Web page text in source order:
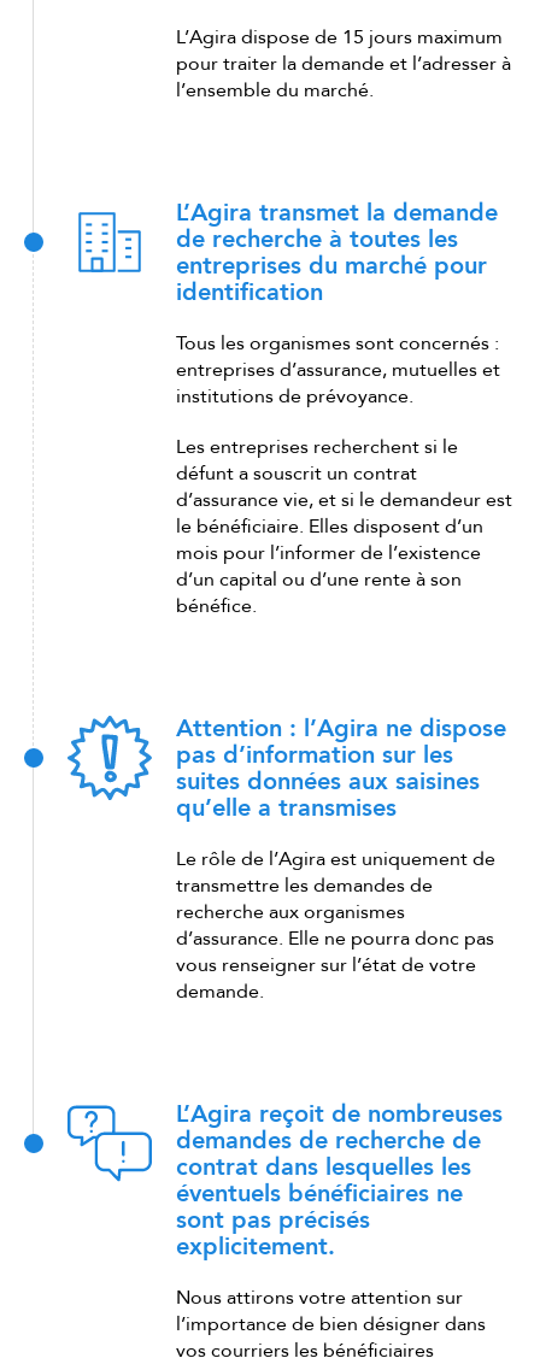
L’Agira dispose de 15 jours maximum
pour traiter la demande et l’adresser à
l’ensemble du marché.
L’Agira transmet la demande
de recherche à toutes les
entreprises du marché pour
identification
Tous les organismes sont concernés :
entreprises d’assurance, mutuelles et
institutions de prévoyance.
Les entreprises recherchent si le
défunt a souscrit un contrat
d’assurance vie, et si le demandeur est
le bénéficiaire. Elles disposent d’un
mois pour l’informer de l’existence
d’un capital ou d’une rente à son
bénéfice.
Attention : l’Agira ne dispose
pas d’information sur les
suites données aux saisines
qu’elle a transmises
Le rôle de l’Agira est uniquement de
transmettre les demandes de
recherche aux organismes
d’assurance. Elle ne pourra donc pas
vous renseigner sur l’état de votre
demande.
L’Agira reçoit de nombreuses
demandes de recherche de
contrat dans lesquelles les
éventuels bénéficiaires ne
sont pas précisés
explicitement.
Nous attirons votre attention sur
l’importance de bien désigner dans
vos courriers les bénéficiaires